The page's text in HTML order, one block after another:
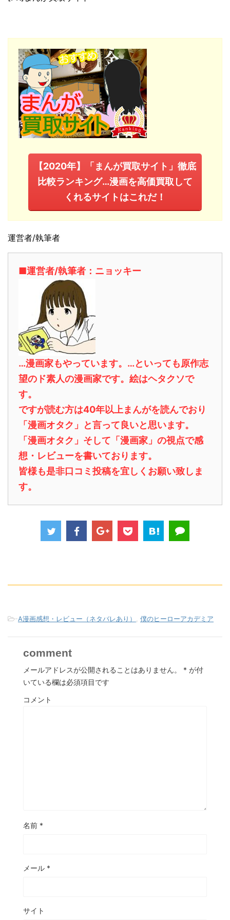
【2020年】「まんが買取サイト」徹底
比較ランキング…漫画を高価買取して
くれるサイトはこれだ！
運営者/執筆者
■運営者/執筆者：ニョッキー
…漫画家もやっています。…といっても原作志
望のド素人の漫画家です。絵はヘタクソで
す。
ですが読む方は40年以上まんがを読んでおり
「漫画オタク」と言って良いと思います。
「漫画オタク」そして「漫画家」の視点で感
想・レビューを書いております。
皆様も是非口コミ投稿を宜しくお願い致しま
す。
-A漫画感想・レビュー（ネタバレあり） 僕のヒーローアカデミア
comment
メールアドレスが公開されることはありません。 * が付
いている欄は必須項目です
コメント
名前 *
メール *
サイト